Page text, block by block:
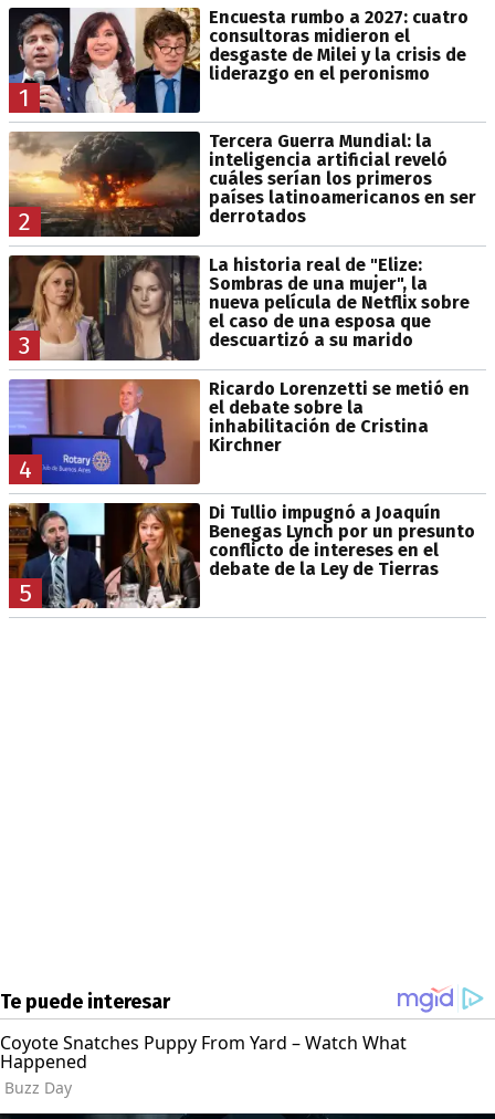
1
Encuesta rumbo a 2027: cuatro
consultoras midieron el
desgaste de Milei y la crisis de
liderazgo en el peronismo
2
Tercera Guerra Mundial: la
inteligencia artificial reveló
cuáles serían los primeros
países latinoamericanos en ser
derrotados
3
La historia real de "Elize:
Sombras de una mujer", la
nueva película de Netflix sobre
el caso de una esposa que
descuartizó a su marido
4
Ricardo Lorenzetti se metió en
el debate sobre la
inhabilitación de Cristina
Kirchner
5
Di Tullio impugnó a Joaquín
Benegas Lynch por un presunto
conflicto de intereses en el
debate de la Ley de Tierras